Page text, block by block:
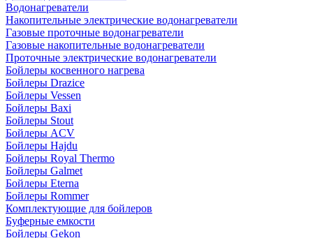
Водонагреватели
Накопительные электрические водонагреватели
Газовые проточные водонагреватели
Газовые накопительные водонагреватели
Проточные электрические водонагреватели
Бойлеры косвенного нагрева
Бойлеры Drazice
Бойлеры Vessen
Бойлеры Baxi
Бойлеры Stout
Бойлеры ACV
Бойлеры Hajdu
Бойлеры Royal Thermo
Бойлеры Galmet
Бойлеры Eterna
Бойлеры Rommer
Комплектующие для бойлеров
Буферные емкости
Бойлеры Gekon